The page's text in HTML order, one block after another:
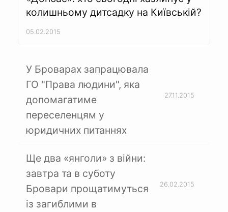
колишньому дитсадку на Київській?
05.02.2015
У Броварах запрацювала
ГО "Права людини", яка
допомагатиме
переселенцям у
юридичних питаннях
27.11.2015
Ще два «янголи» з війни:
завтра та в суботу
Бровари прощатимуться
із загиблими в
26.02.2015